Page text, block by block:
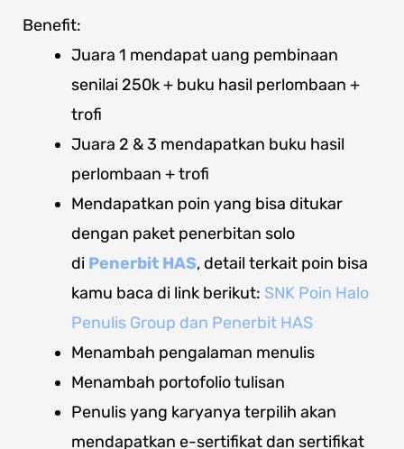
Benefit:
Juara 1 mendapat uang pembinaan
senilai 250k + buku hasil perlombaan +
trofi
Juara 2 & 3 mendapatkan buku hasil
perlombaan + trofi
Mendapatkan poin yang bisa ditukar
dengan paket penerbitan solo
di Penerbit HAS, detail terkait poin bisa
kamu baca di link berikut: SNK Poin Halo
Penulis Group dan Penerbit HAS
Menambah pengalaman menulis
Menambah portofolio tulisan
Penulis yang karyanya terpilih akan
mendapatkan e-sertifikat dan sertifikat